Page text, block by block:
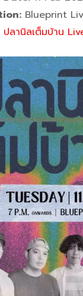
Blueprint
ปลานิลเต็มบ้าน